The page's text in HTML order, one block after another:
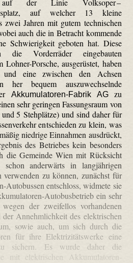
auf der Linie Volksoper –
auf welcher 13 kleine
zwei Jahren mit gutem technischen
auch die in Betracht kommende
Schwierigkeit geboten hat. Diese
Vorderräder eingebauten
Lohner-Porsche, ausgerüstet, haben
und eine zwischen den Achsen
her bequem auszuwechselnde
Akkumulatoren-Fabrik AGzu
sehr geringen Fassungsraum von
5 Steh­plätze) und sind daher für
entschieden zu klein, was
niedrige Einnahmen ausdrückt,
des Betriebes kein besonders
die Gemeinde Wien mit Rücksicht
anderwärts in langjährigen
verwenden zu können, zunächst für
entschloss, widmete sie
Autobusbetrieb ein sehr
der zweifellos vorhandenen
Annehmlichkeit des elektrischen
sowie auch, um sich durch die
für ihre Elektrizitätswerke eine
sichern. Es wurde daher die
mit elektrischen Akku­mulatoren­